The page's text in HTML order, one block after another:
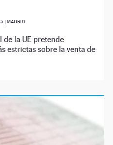
| MADRID
la UE pretende
estrictas sobre la venta de